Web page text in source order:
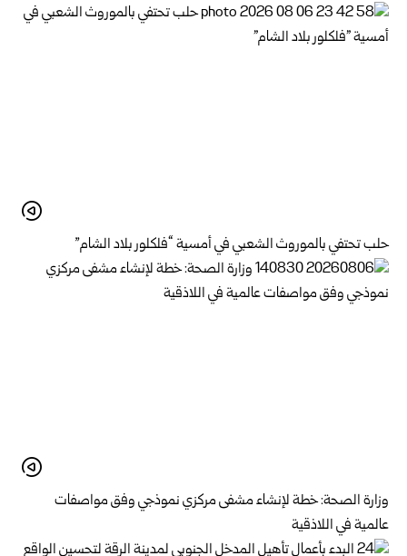
حلب تحتفي بالموروث الشعبي في أمسية “فلكلور بلاد الشام”
وزارة الصحة: خطة لإنشاء مشفى مركزي نموذجي وفق مواصفات
عالمية في اللاذقية